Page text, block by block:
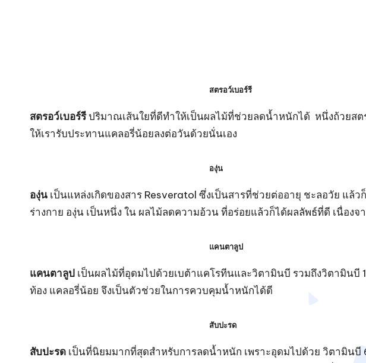
สตรอว์เบอร์รี
สตรอว์เบอร์รีปริมาณเส้นใยที่ดีทำให้เป็นผลไม้ที่ช่วยลดน้ำหนักได้ หนึ่งถ้วยสต
ให้เรารับประทานแคลอรี่น้อยลงต่อวันด้วยนั่นเอง
องุ่น
องุ่น เป็นแหล่งเกิดของสาร Resveratol ซึ่งเป็นสารที่ช่วยต่ออายุ ชะลอวัย แล้
ร่างกาย องุ่น เป็นหนึ่ง ใน ผลไม้ลดความอ้วน ที่อร่อยแล้วก็ได้ผลลัพธ์ที่ดี เนื่อ
แคนตาลูป
แคนตาลูป เป็นผลไม้ที่อุดมไปด้วยเบต้าแคโรทีนและวิตามินบี รวมถึงวิตามิน
ท้อง แคลอรี่น้อย จึงเป็นตัวช่วยในการควบคุมน้ำหนักได้ดี
สับปะรด
สับปะรด เป็นที่นิยมมากที่สุดสำหรับการลดน้ำหนัก เพราะอุดมไปด้วย วิตามิน